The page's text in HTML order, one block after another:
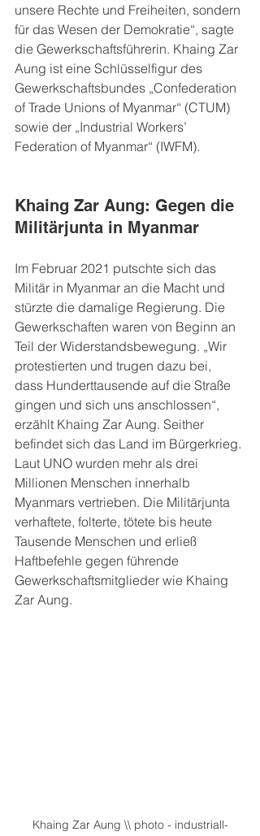
unsere Rechte und Freiheiten, sondern
für das Wesen der Demokratie“, sagte
die Gewerkschaftsführerin. Khaing Zar
Aung ist eine Schlüsselfigur des
Gewerkschaftsbundes „Confederation
of Trade Unions of Myanmar“ (CTUM)
sowie der „Industrial Workers’
Federation of Myanmar“ (IWFM).
Khaing Zar Aung: Gegen die
Militärjunta in Myanmar
Im Februar 2021 putschte sich das
Militär in Myanmar an die Macht und
stürzte die damalige Regierung. Die
Gewerkschaften waren von Beginn an
Teil der Widerstandsbewegung. „Wir
protestierten und trugen dazu bei,
dass Hunderttausende auf die Straße
gingen und sich uns anschlossen“,
erzählt Khaing Zar Aung. Seither
befindet sich das Land im Bürgerkrieg.
Laut UNO wurden mehr als drei
Millionen Menschen innerhalb
Myanmars vertrieben. Die Militärjunta
verhaftete, folterte, tötete bis heute
Tausende Menschen und erließ
Haftbefehle gegen führende
Gewerkschaftsmitglieder wie Khaing
Zar Aung.
Khaing Zar Aung \\ photo - industriall-